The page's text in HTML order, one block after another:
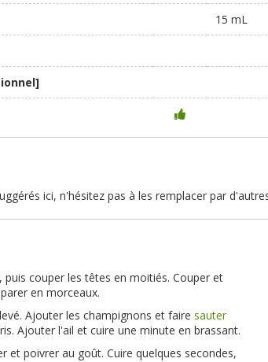
15 mL
ici, n'hésitez pas à les remplacer par
couper les têtes en moitiés. Couper et
en morceaux.
Ajouter les champignons et faire sauter
Ajouter l'ail et cuire une minute en brassant.
et poivrer au goût. Cuire quelques secondes,